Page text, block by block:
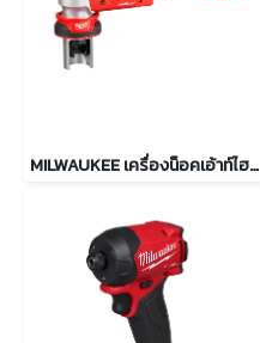
MILWAUKEE เครื่องน็อคเอ้าท์ไฮดรอลิค 6 ตัน รุ่น M18 HKP-0C